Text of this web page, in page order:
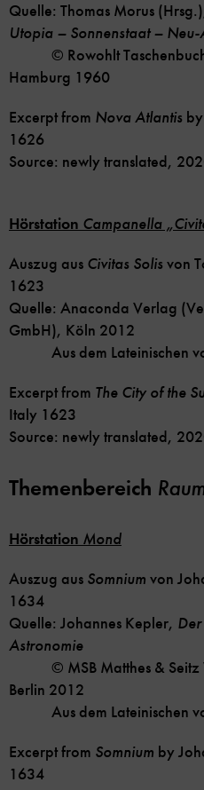
Quelle: Thomas Morus
Utopia – Sonnenstaat – Neu-
© Rowohlt Taschenbuch
Hamburg 1960
Excerpt from Nova Atlantis
1626
Source: newly translated,
Hörstation Campanella
Auszug aus Civitas Solis von
1623
Quelle: Anaconda Verlag
GmbH), Köln 2012
Aus dem Lateinischen
Excerpt from The City of the
Italy 1623
Source: newly translated,
Themenbereich
Hörstation Mond
Auszug aus Somnium von
1634
Quelle: Johannes Kepler,
Astronomie
© MSB Matthes & Seitz
Berlin 2012
Aus dem Lateinischen
Excerpt from Somnium by
1634